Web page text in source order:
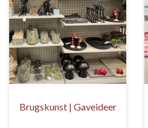
Brugskunst | Gaveideer